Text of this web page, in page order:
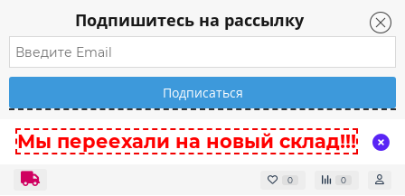
Подпишитесь на рассылку
Мы переехали на новый склад!!!
0 0